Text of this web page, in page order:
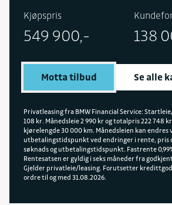
Sport eksteriør og interiør, Driving
og 18" felger.
Kjøpspris
549 900,- 138
Motta tilbud Se alle
Privatleasing fra BMW Financial Service:
108 kr. Månedsleie 2 990 kr og totalpris 222 748
kjørelengde 30 000 km. Månedsleien kan endres
utbetalingstidspunkt ved endringer i rente, pris
søknads og utbetalingstidspunkt. Fastrente
Rentesatsen er gyldig i seks måneder fra
Gjelder privatleie/leasing. Forutsetter
ordre til og med 31.08.2026.